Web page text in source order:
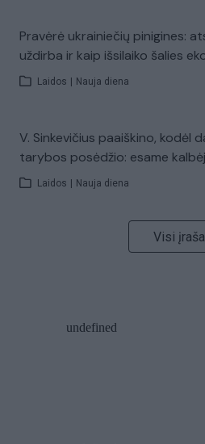
Pravėrė ukrainiečių pinigines:
uždirba ir kaip išsilaiko šalies
Laidos Nauja diena
V. Sinkevičius paaiškino, kodėl
tarybos posėdžio: esame
Laidos Nauja diena
Visi